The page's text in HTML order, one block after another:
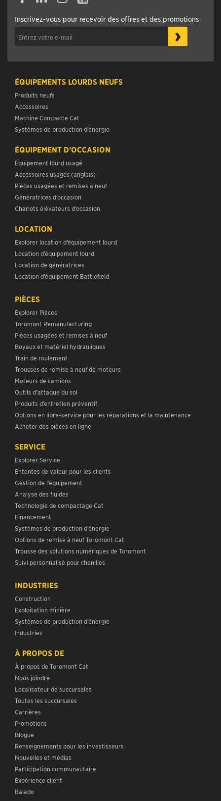
Inscrivez-vous pour recevoir des offres et des promotions
›
ÉQUIPEMENTS LOURDS NEUFS
Produits neufs
Accessoires
Machine Compacte Cat
Systèmes de production d’énergie
ÉQUIPEMENT D’OCCASION
Équipement lourd usagé
Accessoires usagés (anglais)
Pièces usagées et remises à neuf
Génératrices d’occasion
Chariots élévateurs d’occasion
LOCATION
Explorer location d’équipement lourd
Location d’équipement lourd
Location de génératrices
Location d’équipement Battlefield
PIÈCES
Explorer Pièces
Toromont Remanufacturing
Pièces usagées et remises à neuf
Boyaux et matériel hydrauliques
Train de roulement
Trousses de remise à neuf de moteurs
Moteurs de camions
Outils d’attaque du sol
Produits d’entretien préventif
Options en libre-service pour les réparations et la maintenance
Acheter des pièces en ligne
SERVICE
Explorer Service
Ententes de valeur pour les clients
Gestion de l’équipement
Analyse des fluides
Technologie de compactage Cat
Financement
Systèmes de production d’énergie
Options de remise à neuf Toromont Cat
Trousse des solutions numériques de Toromont
Suivi personnalisé pour chenilles
INDUSTRIES
Construction
Exploitation minière
Systèmes de production d’énergie
Industries
À PROPOS DE
À propos de Toromont Cat
Nous joindre
Localisateur de succursales
Toutes les succursales
Carrières
Promotions
Blogue
Renseignements pour les investisseurs
Nouvelles et médias
Participation communautaire
Expérience client
Balado